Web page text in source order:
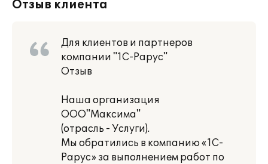
Отзыв клиента
Для клиентов и партнеров
компании "1С-Рарус"
Отзыв
Наша организация
ООО"Максима"
(отрасль - Услуги).
Мы обратились в компанию «1С-
Рарус» за выполнением работ по